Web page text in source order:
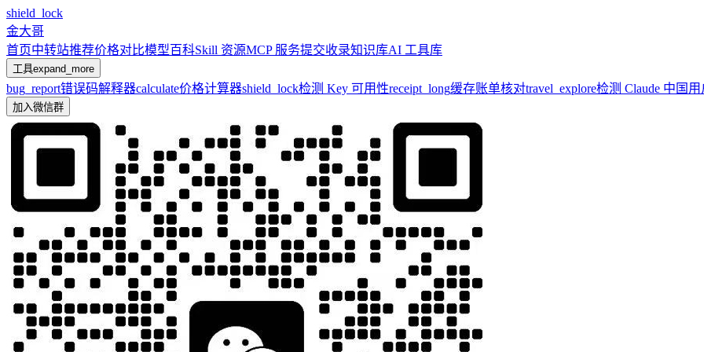
shield_lock
金大哥
首页中转站推荐价格对比模型百科Skill 资源MCP 服务提交收录知识库AI 工具库
工具expand_more
bug_report错误码解释器calculate价格计算器shield_lock检测 Key 可用性receipt_long缓存账单核对travel_explore检测 Claude 中国用
加入微信群